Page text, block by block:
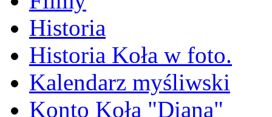
Historia
Historia Koła w foto.
Kalendarz myśliwski
Konto Koła "Diana"